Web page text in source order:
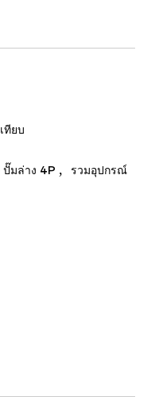
ทียบ
มล่าง 4P ,
รวมอุปกรณ์